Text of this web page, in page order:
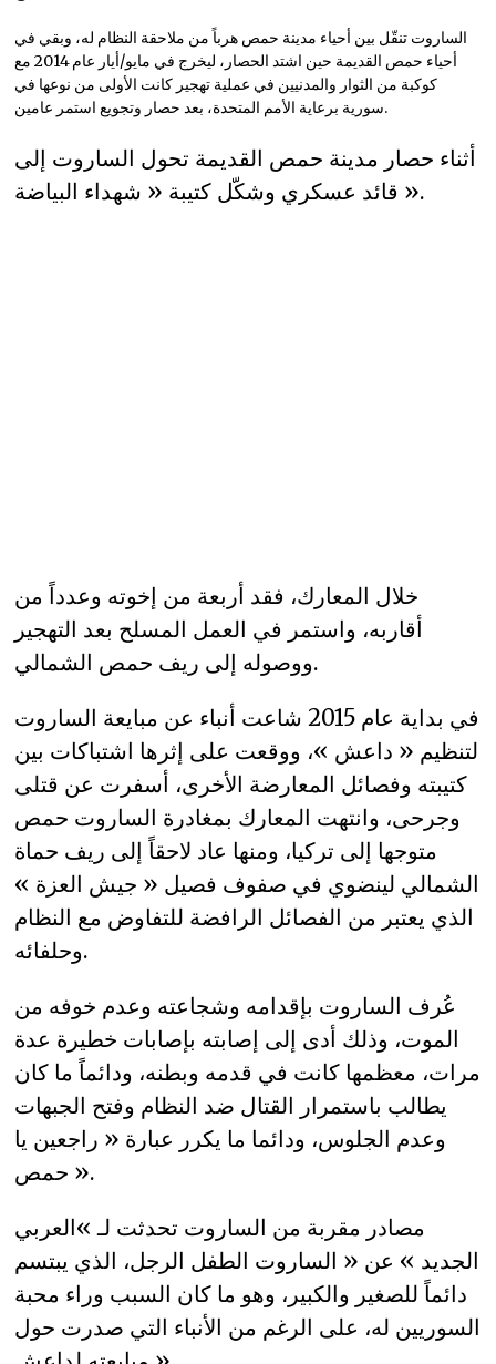
الساروت تنقّل بين أحياء مدينة حمص هرباً من ملاحقة النظام له، وبقي في
أحياء حمص القديمة حين اشتد الحصار، ليخرج في مايو/أيار عام 2014 مع
كوكبة من الثوار والمدنيين في عملية تهجير كانت الأولى من نوعها في
سورية برعاية الأمم المتحدة، بعد حصار وتجويع استمر عامين.
أثناء حصار مدينة حمص القديمة تحول الساروت إلى
قائد عسكري وشكّل كتيبة « شهداء البياضة ».
خلال المعارك، فقد أربعة من إخوته وعدداً من
أقاربه، واستمر في العمل المسلح بعد التهجير
ووصوله إلى ريف حمص الشمالي.
في بداية عام 2015 شاعت أنباء عن مبايعة الساروت
لتنظيم « داعش »، ووقعت على إثرها اشتباكات بين
كتيبته وفصائل المعارضة الأخرى، أسفرت عن قتلى
وجرحى، وانتهت المعارك بمغادرة الساروت حمص
متوجها إلى تركيا، ومنها عاد لاحقاً إلى ريف حماة
الشمالي لينضوي في صفوف فصيل « جيش العزة »
الذي يعتبر من الفصائل الرافضة للتفاوض مع النظام
وحلفائه.
عُرف الساروت بإقدامه وشجاعته وعدم خوفه من
الموت، وذلك أدى إلى إصابته بإصابات خطيرة عدة
مرات، معظمها كانت في قدمه وبطنه، ودائماً ما كان
يطالب باستمرار القتال ضد النظام وفتح الجبهات
وعدم الجلوس، ودائما ما يكرر عبارة « راجعين يا
حمص ».
مصادر مقربة من الساروت تحدثت لـ »العربي
الجديد » عن « الساروت الطفل الرجل، الذي يبتسم
دائماً للصغير والكبير، وهو ما كان السبب وراء محبة
السوريين له، على الرغم من الأنباء التي صدرت حول